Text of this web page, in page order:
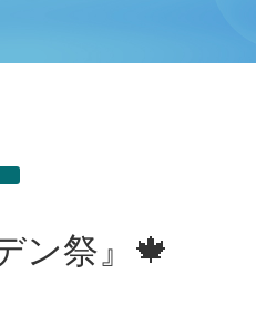
ン祭』🍁